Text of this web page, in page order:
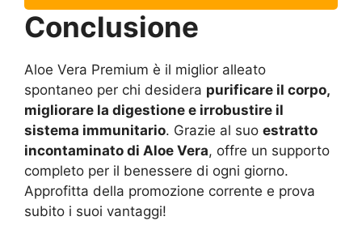
Conclusione
Aloe Vera Premium è il miglior alleato
spontaneo per chi desidera purificare il corpo,
migliorare la digestione e irrobustire il
sistema immunitario. Grazie al suo estratto
incontaminato di Aloe Vera, offre un supporto
completo per il benessere di ogni giorno.
Approfitta della promozione corrente e prova
subito i suoi vantaggi!